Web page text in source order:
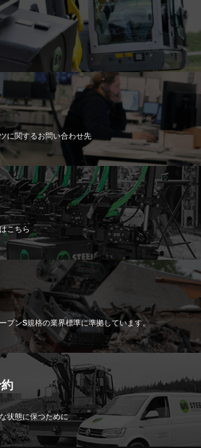
に関するお問い合わせ先
こちら
プンS規格の業界標準に準拠しています。
状態に保つために